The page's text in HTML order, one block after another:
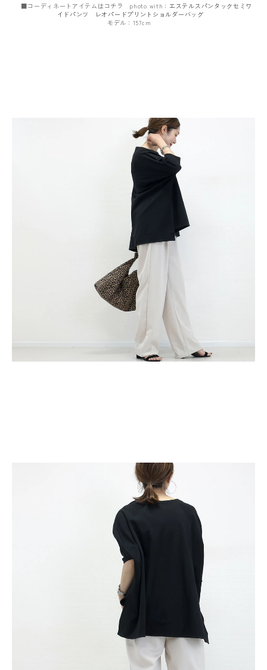
■コーディネートアイテムはコチラ photo with： エステルスパンタックセミワ
イドパンツ
レオパードプリントショルダーバッグ
モデル：157cm